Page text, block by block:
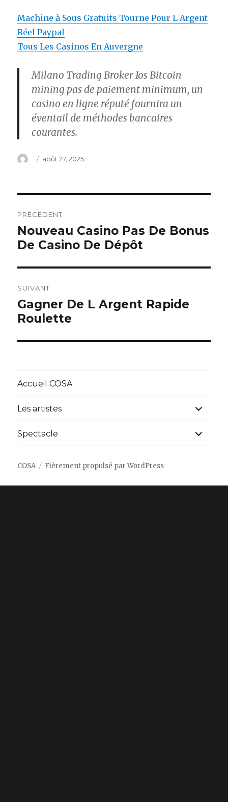
Machine à Sous Gratuits Tourne Pour L Argent
Réel Paypal
Tous Les Casinos En Auvergne
Milano Trading Broker Ios Bitcoin
mining pas de paiement minimum, un
casino en ligne réputé fournira un
éventail de méthodes bancaires
courantes.
Auteur
Publié
août 27, 2025
de
l’article
PRÉCÉDENT
Article
précédent :
Nouveau Casino Pas De Bonus
De Casino De Dépôt
SUIVANT
Article
suivant :
Gagner De L Argent Rapide
Roulette
Accueil COSA
Les artistes
ouvrir
le
sous-
menu
Spectacle
ouvrir
le
sous-
COSA Fièrement propulsé par WordPress